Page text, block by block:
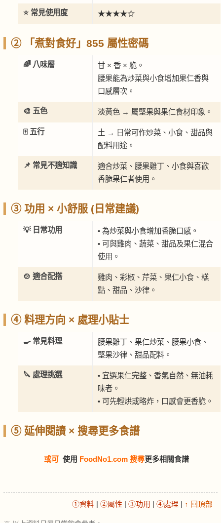
⭐ 常見使用度 ★★★★☆
② 「煮對食好」855 屬性密碼
🌈 八味層
甘 × 香 × 脆。
腰果能為炒菜與小食增加果仁香與
口感層次。
🎨 五色 淡黃色 → 屬堅果與果仁食材印象。
🀄 五行
土 → 日常可作炒菜、小食、甜品與
配料用途。
📌 常見不適知識
適合炒菜、腰果雞丁、小食與喜歡
香脆果仁者使用。
③ 功用 × 小舒服 (日常建議)
💡 日常功用
• 為炒菜與小食增加香脆口感。
• 可與雞肉、蔬菜、甜品及果仁混合
使用。
🍲 適合配搭
雞肉、彩椒、芹菜、果仁小食、糕
點、甜品、沙律。
④ 料理方向 × 處理小貼士
🍳 常見料理
腰果雞丁、果仁炒菜、腰果小食、
堅果沙律、甜品配料。
🔪 處理挑選
• 宜選果仁完整、香氣自然、無油耗
味者。
• 可先輕烘或略炸，口感會更香脆。
⑤ 延伸閱讀 × 搜尋更多食譜
或可 使用 FoodNo1.com 搜尋更多相關食譜
①資料 | ②屬性 | ③功用 | ④處理 | ↑ 回頂部